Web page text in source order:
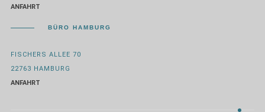
ANFAHRT
BÜRO HAMBURG
FISCHERS ALLEE 70
22763 HAMBURG
ANFAHRT